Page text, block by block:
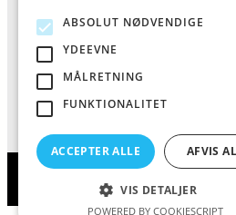
ALFA
Tlf: 7876 8672
Mail:info@al-fa.dk
Cookie-
ABSOLUT NØDVENDIGE
YDEEVNE
MÅLRETNING
FUNKTIONALITET
ACCEPTER ALLE AFVIS
VIS DETALJER
POWERED BY COOKIESCRIPT